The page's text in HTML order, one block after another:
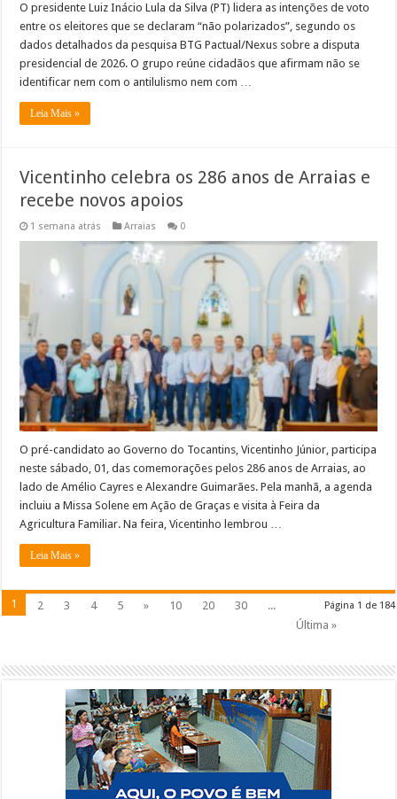
O presidente Luiz Inácio Lula da Silva (PT) lidera as intenções de voto
entre os eleitores que se declaram “não polarizados”, segundo os
dados detalhados da pesquisa BTG Pactual/Nexus sobre a disputa
presidencial de 2026. O grupo reúne cidadãos que afirmam não se
identificar nem com o antilulismo nem com …
Leia Mais »
Vicentinho celebra os 286 anos de Arraias e
recebe novos apoios
1 semana atrás Arraias 0
O pré-candidato ao Governo do Tocantins, Vicentinho Júnior, participa
neste sábado, 01, das comemorações pelos 286 anos de Arraias, ao
lado de Amélio Cayres e Alexandre Guimarães. Pela manhã, a agenda
incluiu a Missa Solene em Ação de Graças e visita à Feira da
Agricultura Familiar. Na feira, Vicentinho lembrou …
Leia Mais »
Página 1 de 184
1 2 3 4 5 » 10 20 30
...
Última »